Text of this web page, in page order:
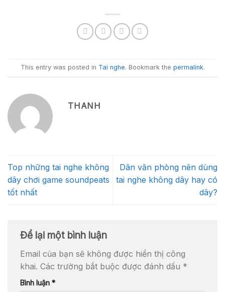
This entry was posted in Tai nghe. Bookmark the permalink.
THANH
Top những tai nghe không
dây chơi game soundpeats
tốt nhất
Dân văn phòng nên dùng
tai nghe không dây hay có
dây?
Để lại một bình luận
Email của bạn sẽ không được hiển thị công
khai. Các trường bắt buộc được đánh dấu *
Bình luận *